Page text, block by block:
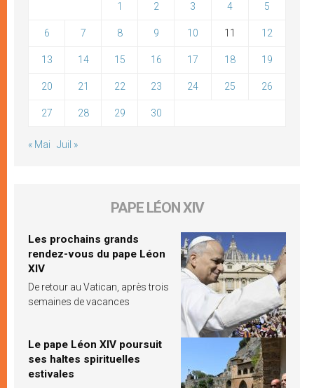
1 2 3 4 5
6 7 8 9 10 11 12
13 14 15 16 17 18 19
20 21 22 23 24 25 26
27 28 29 30
« Mai Juil »
PAPE LÉON XIV
Les prochains grands
rendez-vous du pape Léon
XIV
De retour au Vatican, après trois
semaines de vacances
Le pape Léon XIV poursuit
ses haltes spirituelles
estivales